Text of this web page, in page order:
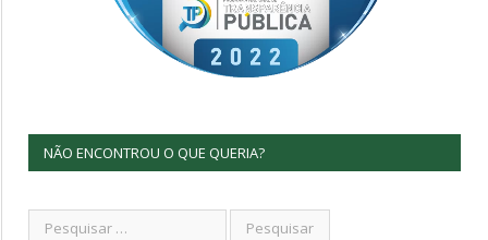
NÃO ENCONTROU O QUE QUERIA?